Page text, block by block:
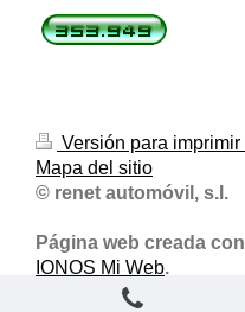
Versión para imprimir
Mapa del sitio
© renet automóvil, s.l.
Página web creada con
IONOS Mi Web.